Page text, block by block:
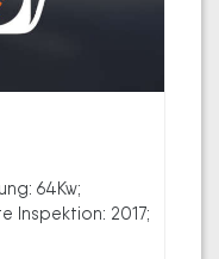
64Kw;
Inspektion: 2017;